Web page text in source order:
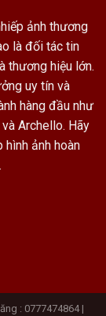
ảnh thương
là đối tác tin
thương hiệu lớn.
uy tín và
hàng đầu như
Archello. Hãy
ảnh hoàn
: 0777474864 |